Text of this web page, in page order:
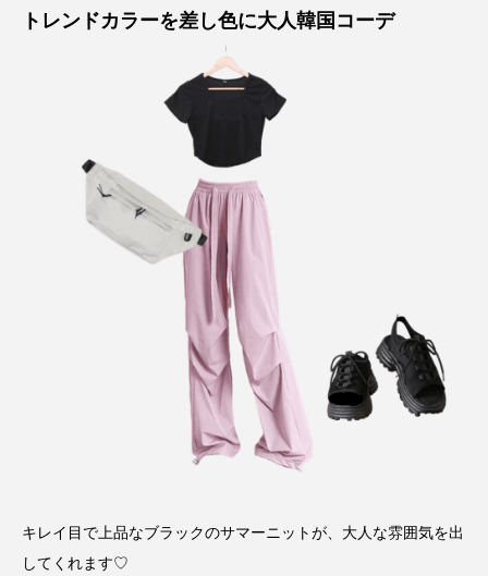
トレンドカラーを差し色に大人韓国コーデ
キレイ目で上品なブラックのサマーニットが、大人な雰囲気を出
してくれます♡